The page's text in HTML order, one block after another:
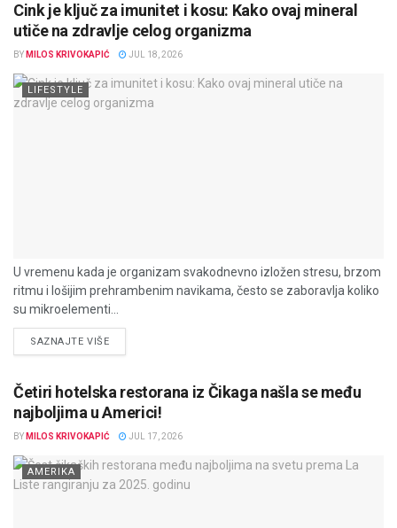
Cink je ključ za imunitet i kosu: Kako ovaj mineral
utiče na zdravlje celog organizma
BY MILOS KRIVOKAPIĆ JUL 18, 2026
LIFESTYLE
U vremenu kada je organizam svakodnevno izložen stresu, brzom
ritmu i lošijim prehrambenim navikama, često se zaboravlja koliko
su mikroelementi...
SAZNAJTE VIŠEDETAILS
Četiri hotelska restorana iz Čikaga našla se među
najboljima u Americi!
BY MILOS KRIVOKAPIĆ JUL 17, 2026
AMERIKA